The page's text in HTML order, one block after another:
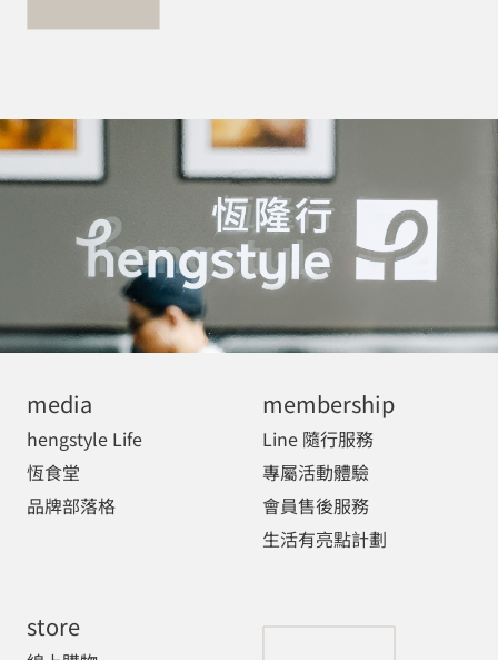
media
hengstyle Life
恆食堂
品牌部落格
membership
Line 隨行服務
專屬活動體驗
會員售後服務
生活有亮點計劃
store